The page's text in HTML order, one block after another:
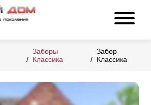
Заборы
Классика
Забор
Классика